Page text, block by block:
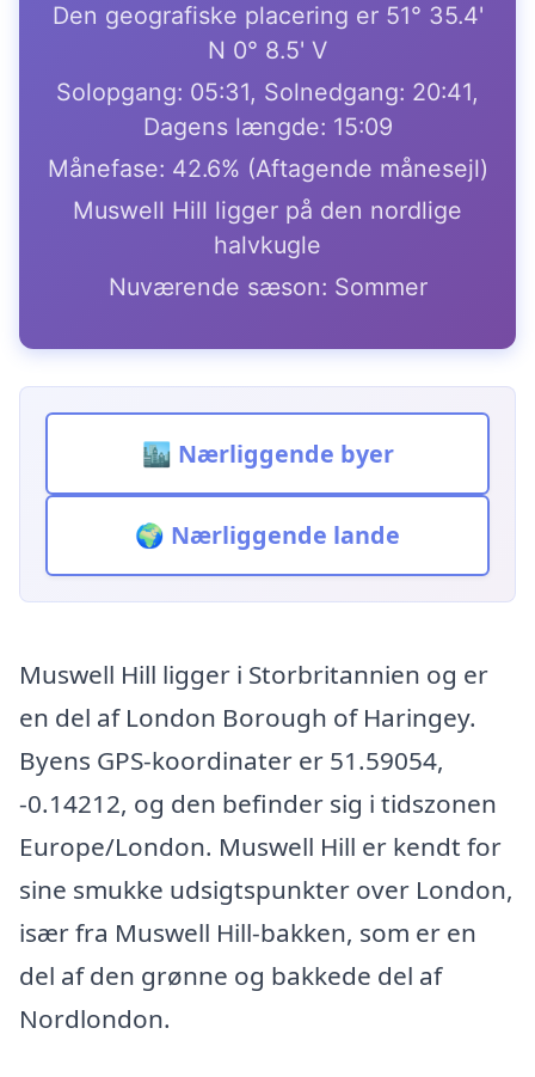
Den geografiske placering er 51° 35.4'
N 0° 8.5' V
Solopgang: 05:31, Solnedgang: 20:41,
Dagens længde: 15:09
Månefase: 42.6% (Aftagende månesejl)
Muswell Hill ligger på den nordlige
halvkugle
Nuværende sæson: Sommer
🏙️ Nærliggende byer
🌍 Nærliggende lande
Muswell Hill ligger i Storbritannien og er
en del af London Borough of Haringey.
Byens GPS-koordinater er 51.59054,
-0.14212, og den befinder sig i tidszonen
Europe/London. Muswell Hill er kendt for
sine smukke udsigtspunkter over London,
især fra Muswell Hill-bakken, som er en
del af den grønne og bakkede del af
Nordlondon.